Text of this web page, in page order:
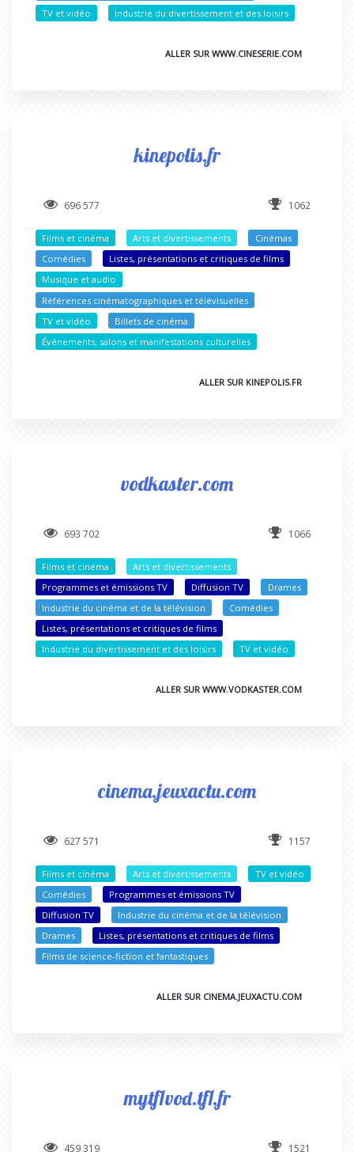
TV et vidéo
Industrie du divertissement et des loisirs
ALLER SUR WWW.CINESERIE.COM
kinepolis.fr
696 577 1062
Films et cinéma Arts et divertissements
Cinémas
Comédies
Listes, présentations et critiques de films
Musique et audio
Références cinématographiques et télévisuelles
TV et vidéo
Billets de cinéma
Événements, salons et manifestations culturelles
ALLER SUR KINEPOLIS.FR
vodkaster.com
693 702 1066
Films et cinéma
Arts et divertissements
Programmes et émissions TV
Diffusion TV
Drames
Industrie du cinéma et de la télévision
Comédies
Listes, présentations et critiques de films
Industrie du divertissement et des loisirs
TV et vidéo
ALLER SUR WWW.VODKASTER.COM
cinema.jeuxactu.com
627 571 1157
Films et cinéma Arts et divertissements
TV et vidéo
Comédies
Programmes et émissions TV
Diffusion TV
Industrie du cinéma et de la télévision
Drames
Listes, présentations et critiques de films
Films de science-fiction et fantastiques
ALLER SUR CINEMA.JEUXACTU.COM
mytf1vod.tf1.fr
459 319 1521